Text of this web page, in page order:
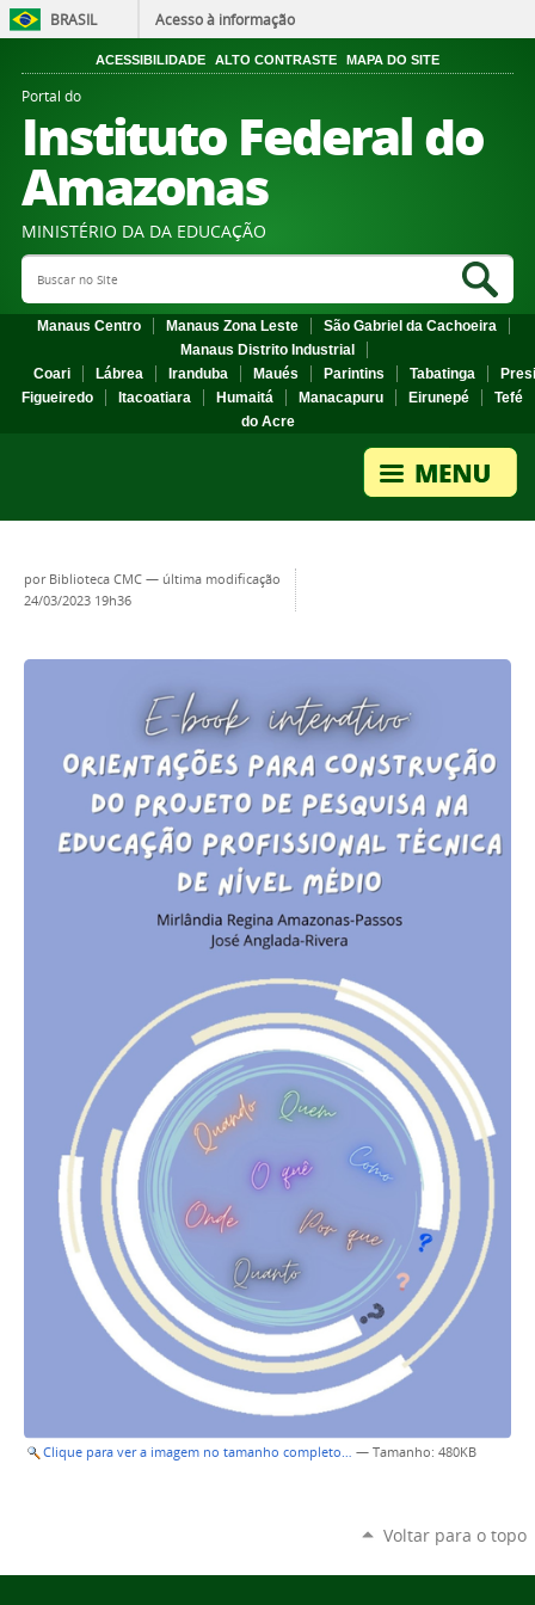
BRASIL Acesso à informação
ACESSIBILIDADE ALTO CONTRASTE MAPA DO SITE
Portal do
Instituto Federal do
Amazonas
MINISTÉRIO DA DA EDUCAÇÃO
Search Site
Manaus Centro Manaus Zona Leste
São Gabriel da Cachoeira
Manaus Distrito Industrial
Coari
Lábrea Iranduba Maués Parintins Tabatinga
Figueiredo
Itacoatiara Humaitá Manacapuru Eirunepé
Tefé
do Acre
por Biblioteca CMC — última modificação
24/03/2023 19h36
Clique para ver a imagem no tamanho completo… — Tamanho: 480KB
Voltar para o topo